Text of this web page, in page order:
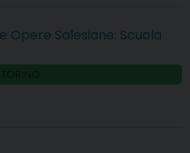
Opere Salesiane: Scuola